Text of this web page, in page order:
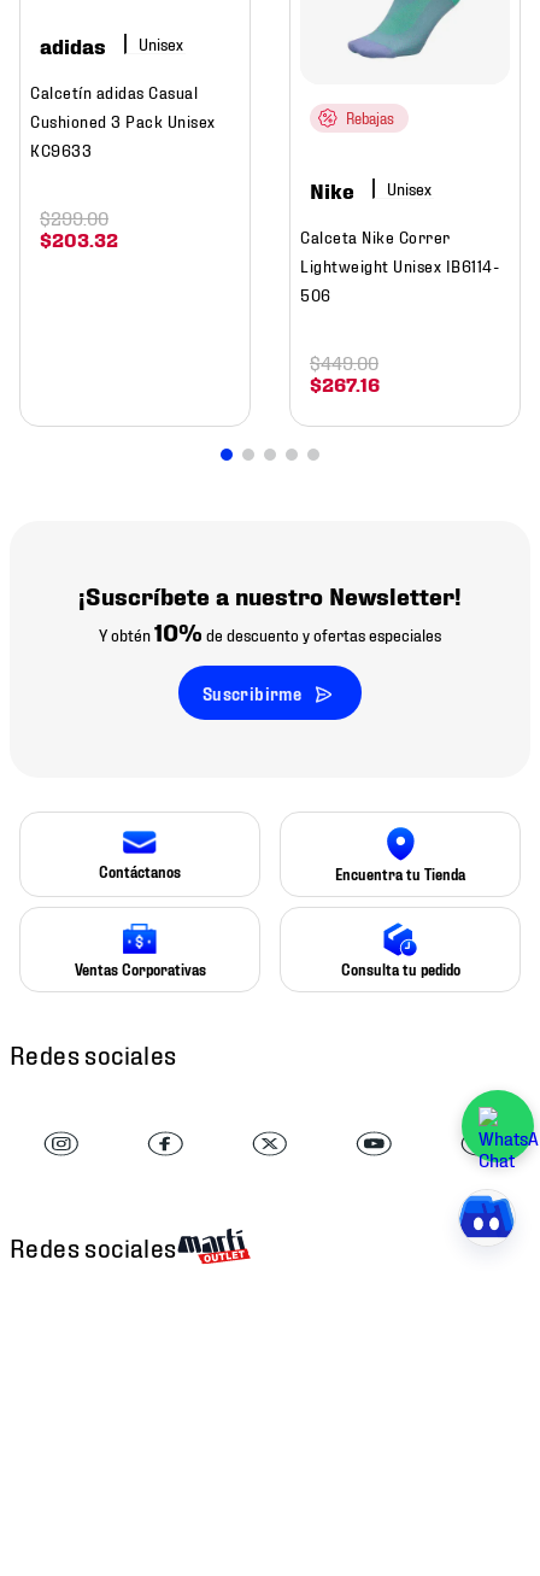
adidas
Calcetín adidas Casual
Cushioned 3 Pack Unisex
KC9633
$203.32
$299.00
Rebajas
Nike
Calceta Nike Correr
Lightweight Unisex IB6114-
506
$267.16
$449.00
¡Suscríbete a nuestro Newsletter!
Y obtén10% de descuento y ofertas especiales
Suscribirme
Contáctanos Encuentra tu Tienda
Ventas Corporativas Consulta tu pedido
Redes sociales
Redes sociales